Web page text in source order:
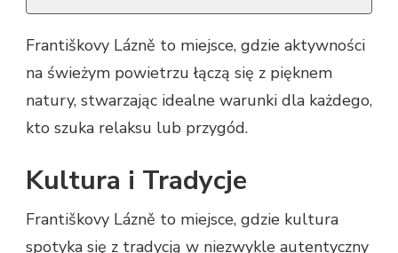
Františkovy Lázně to miejsce, gdzie aktywności
na świeżym powietrzu łączą się z pięknem
natury, stwarzając idealne warunki dla każdego,
kto szuka relaksu lub przygód.
Kultura i Tradycje
Františkovy Lázně to miejsce, gdzie kultura
spotyka się z tradycją w niezwykle autentyczny